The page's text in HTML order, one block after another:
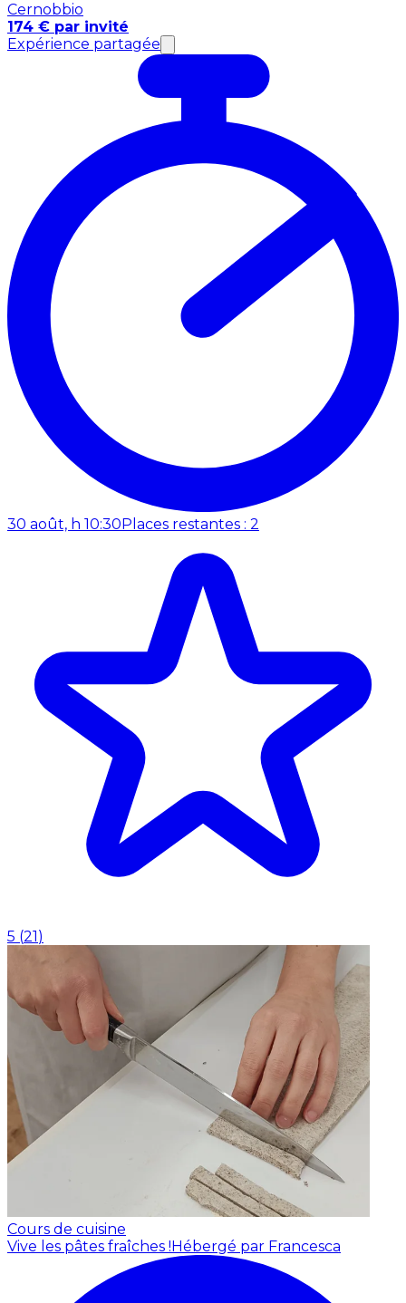
Cernobbio
174 € par invité
Expérience partagée
30 août, h 10:30Places restantes : 2
5 (21)
Cours de cuisine
Vive les pâtes fraîches !Hébergé par Francesca